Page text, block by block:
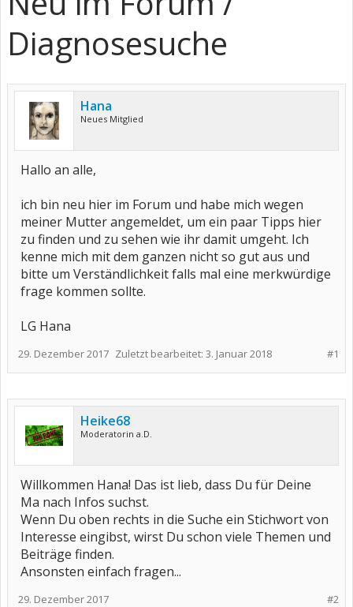
Diagnosesuche
Hana
Neues Mitglied
Hallo an alle,
ich bin neu hier im Forum und habe mich wegen
meiner Mutter angemeldet, um ein paar Tipps hier
zu finden und zu sehen wie ihr damit umgeht. Ich
kenne mich mit dem ganzen nicht so gut aus und
bitte um Verständlichkeit falls mal eine merkwürdige
frage kommen sollte.
LG Hana
#1
29. Dezember 2017 Zuletzt bearbeitet: 3. Januar 2018
Heike68
Moderatorin a.D.
Willkommen Hana! Das ist lieb, dass Du für Deine
Ma nach Infos suchst.
Wenn Du oben rechts in die Suche ein Stichwort von
Interesse eingibst, wirst Du schon viele Themen und
Beiträge finden.
Ansonsten einfach fragen...
#2
29. Dezember 2017